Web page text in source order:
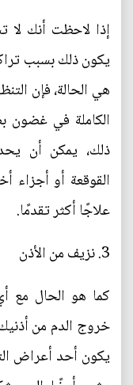
إذا لاحظت أنك لا
يكون ذلك بسبب
هي الحالة، فإن
الكاملة في غضون
ذلك، يمكن أن
القوقعة أو أجزاء
علاجًا أكثر تقدمًا.
3. نزيف من الأذن
كما هو الحال مع
خروج الدم من
يكون أحد أعراض